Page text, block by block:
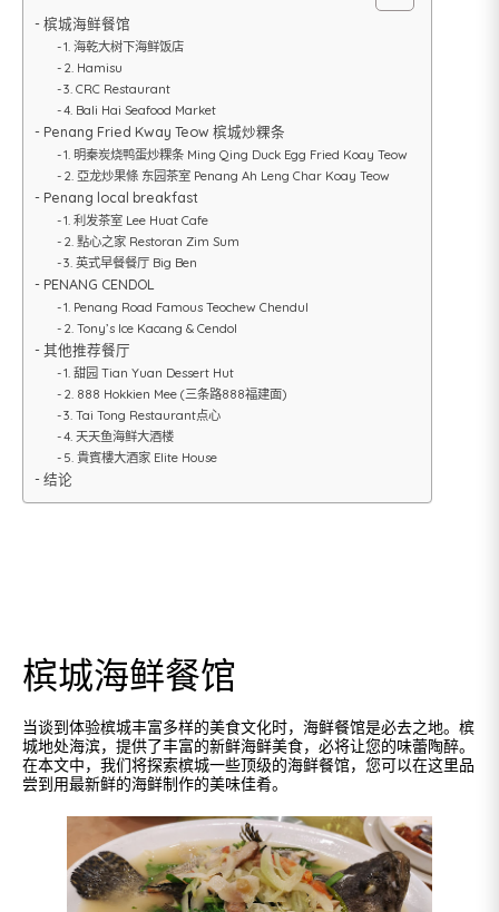
槟城海鲜餐馆
1. 海乾大树下海鲜饭店
2. Hamisu
3. CRC Restaurant
4. Bali Hai Seafood Market
Penang Fried Kway Teow 槟城炒粿条
1. 明秦炭烧鸭蛋炒粿条 Ming Qing Duck Egg Fried Koay Teow
2. 亞龙炒果條 东园茶室 Penang Ah Leng Char Koay Teow
Penang local breakfast
1. 利发茶室 Lee Huat Cafe
2. 點心之家 Restoran Zim Sum
3. 英式早餐餐厅 Big Ben
PENANG CENDOL
1. Penang Road Famous Teochew Chendul
2. Tony’s Ice Kacang & Cendol
其他推荐餐厅
1. 甜园 Tian Yuan Dessert Hut
2. 888 Hokkien Mee (三条路888福建面)
3. Tai Tong Restaurant点心
4. 天天鱼海鲜大酒楼
5. 貴賓樓大酒家 Elite House
结论
槟城海鲜餐馆
当谈到体验槟城丰富多样的美食文化时，海鲜餐馆是必去之地。槟
城地处海滨，提供了丰富的新鲜海鲜美食，必将让您的味蕾陶醉。
在本文中，我们将探索槟城一些顶级的海鲜餐馆，您可以在这里品
尝到用最新鲜的海鲜制作的美味佳肴。